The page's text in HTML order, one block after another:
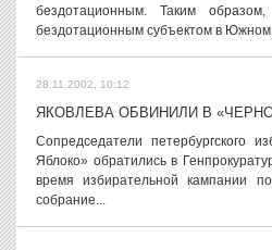
бездотационным. Таким
бездотационным субъектом в
28.11.2002, 10:12
ЯКОВЛЕВА ОБВИНИЛИ В
Сопредседатели петербургского
Яблоко» обратились в
время избирательной кампании
собрание...